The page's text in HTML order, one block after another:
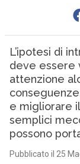
L’ipotesi di
deve essere
attenzione
e migliorare
semplici
possono
Pubblicato il 25